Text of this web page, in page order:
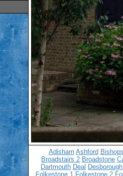
Adisham Ashford
Broadstairs 2 Broadstone
Dartmouth Deal Desborough
Folkestone 1 Folkestone 2